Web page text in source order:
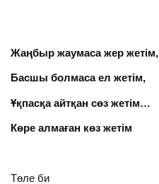
Жаңбыр жаумаса жер жетім,
Басшы болмаса ел жетім,
Ұқпасқа айтқан сөз жетім…
Көре алмаған көз жетім
Төле би